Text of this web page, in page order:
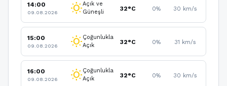
14:00
09.08.2026 wb_sunnyAçık ve
Güneşli
32°C 0% 30 km/s
15:00
09.08.2026 wb_sunnyÇoğunlukla
Açık
32°C 0% 31 km/s
16:00
09.08.2026 wb_sunnyÇoğunlukla
Açık
32°C 0% 30 km/s